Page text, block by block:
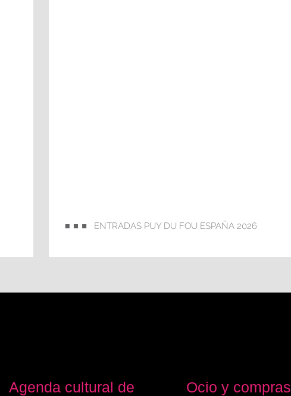
ENTRADAS PUY DU FOU ESPAÑA 2026
Agenda cultural de Ocio y compras